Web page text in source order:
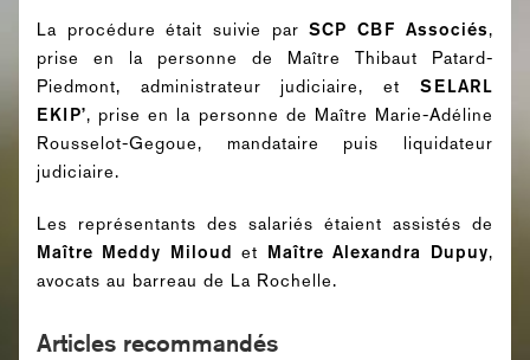
La procédure était suivie parSCP CBF Associés,
prise en la personne de Maître Thibaut Patard-
Piedmont, administrateur judiciaire, et SELARL
EKIP’, prise en la personne de Maître Marie-Adéline
Rousselot-Gegoue, mandataire puis liquidateur
judiciaire.
Les représentants des salariés étaient assistés de
Maître Meddy Miloud et Maître Alexandra Dupuy,
avocats au barreau de La Rochelle.
Articles recommandés